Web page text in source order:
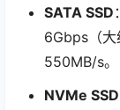
SATA SSD
6Gbps（
550MB/s。
NVMe SSD